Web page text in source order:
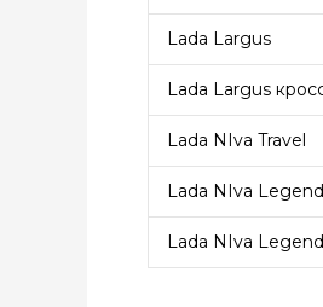
Lada Largus
Lada Largus
Lada NIva Travel
Lada NIva
Lada NIva